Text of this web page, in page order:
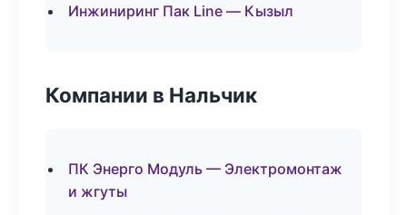
Инжиниринг Пак Line — Кызыл
Компании в Нальчик
ПК Энерго Модуль — Электромонтаж
и жгуты